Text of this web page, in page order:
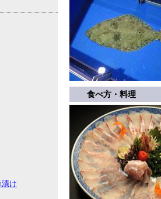
け
食べ方・料理